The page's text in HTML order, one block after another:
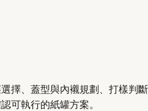
擇、蓋型與內襯規劃、打樣判斷
可執行的紙罐方案。